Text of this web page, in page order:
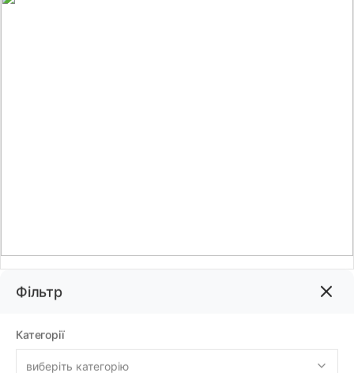
Фільтр
Категорії
виберіть категорію
Код товару: